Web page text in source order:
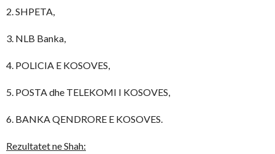
2. SHPETA,
3. NLB Banka,
4. POLICIA E KOSOVES,
5. POSTA dhe TELEKOMI I KOSOVES,
6. BANKA QENDRORE E KOSOVES.
Rezultatet ne Shah: